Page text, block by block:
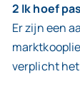
2 Ik hoef
Er zijn een
verplicht